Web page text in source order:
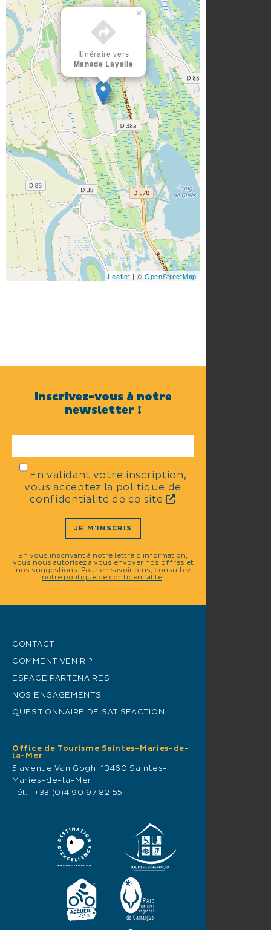
Itinéraire vers
Manade Layalle
×
Leaflet | © OpenStreetMap
Inscrivez-vous à notre
newsletter !
En validant votre inscription,
vous acceptez la politique de
confidentialité de ce site
JE M'INSCRIS
En vous inscrivant à notre lettre d'information,
vous nous autorisez à vous envoyer nos offres et
nos suggestions. Pour en savoir plus, consultez
notre politique de confidentialité.
CONTACT
COMMENT VENIR ?
ESPACE PARTENAIRES
NOS ENGAGEMENTS
QUESTIONNAIRE DE SATISFACTION
Office de Tourisme Saintes-Maries-de-
la-Mer
5 avenue Van Gogh, 13460 Saintes-
Maries-de-la-Mer
Tél. : +33 (0)4 90 97 82 55